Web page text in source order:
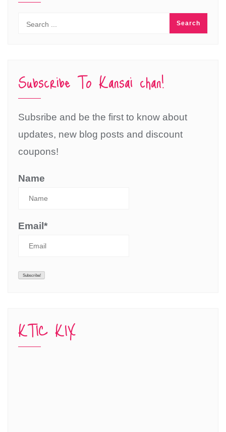
Subscribe To Kansai chan!
Subsribe and be the first to know about
updates, new blog posts and discount
coupons!
Name
Email*
KTIC KIX